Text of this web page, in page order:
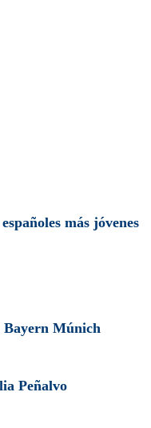
más jóvenes
Bayern Múnich
Peñalvo